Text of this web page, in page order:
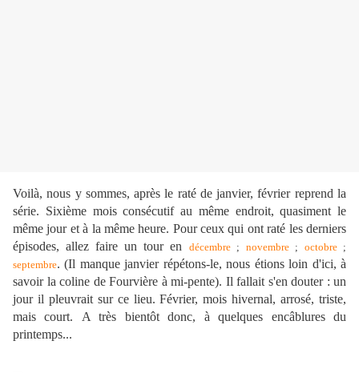
Voilà, nous y sommes, après le raté de janvier, février reprend la
série. Sixième mois consécutif au même endroit, quasiment le
même jour et à la même heure. Pour ceux qui ont raté les derniers
épisodes, allez faire un tour en décembre; novembre; octobre;
septembre. (Il manque janvier répétons-le, nous étions loin d'ici, à
savoir la coline de Fourvière à mi-pente). Il fallait s'en douter : un
jour il pleuvrait sur ce lieu. Février, mois hivernal, arrosé, triste,
mais court. A très bientôt donc, à quelques encâblures du
printemps...